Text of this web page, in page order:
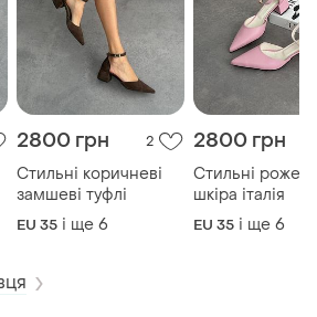
2800 грн 2
Стильні коричневі
замшеві туфлі
EU 35 і ще 6
2800 грн
Стильні рожеві
шкіра італія
EU 35 і ще 6